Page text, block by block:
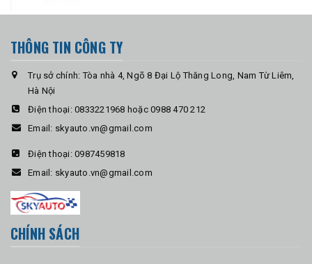
THÔNG TIN CÔNG TY
Trụ sở chính: Tòa nhà 4, Ngõ 8 Đại Lộ Thăng Long, Nam Từ Liêm,
Hà Nội
Điện thoại: 0833221968 hoặc 0988 470 212
Email: skyauto.vn@gmail.com
Điện thoại: 0987459818
Email: skyauto.vn@gmail.com
CHÍNH SÁCH